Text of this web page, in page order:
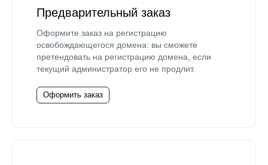
Предварительный заказ
Оформите заказ на регистрацию
освобождающегося домена: вы сможете
претендовать на регистрацию домена, если
текущий администратор его не продлит.
Оформить заказ